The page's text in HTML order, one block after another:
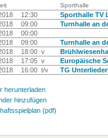
Sporthalle
12:30
Sporthalle TV
09:00
Turnhalle an
00:00
09:00
Turnhalle an
18:00 v
17:05 v
Europäische
16:00 t/v TG
herunterladen
hinzufügen
(pdf)